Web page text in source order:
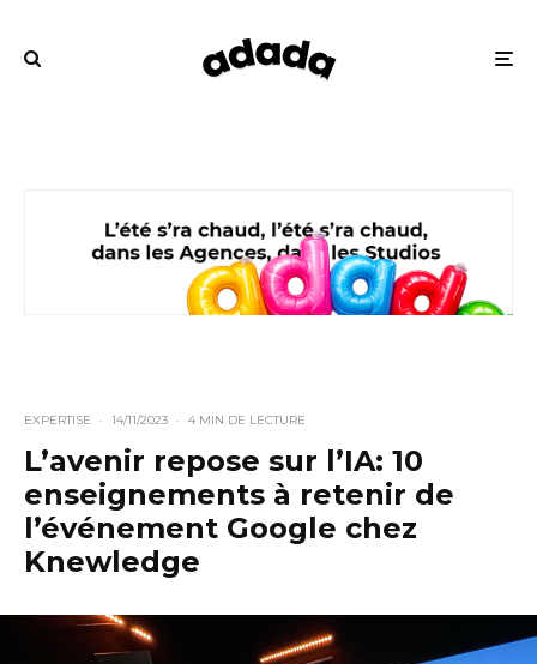
EXPERTISE · 14/11/2023 · 4 MIN DE LECTURE
L’avenir repose sur l’IA: 10
enseignements à retenir de
l’événement Google chez
Knewledge